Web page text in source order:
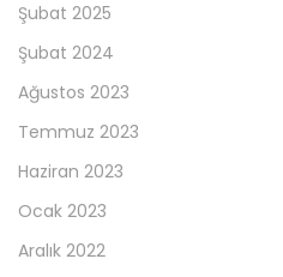
Şubat 2025
Şubat 2024
Ağustos 2023
Temmuz 2023
Haziran 2023
Ocak 2023
Aralık 2022